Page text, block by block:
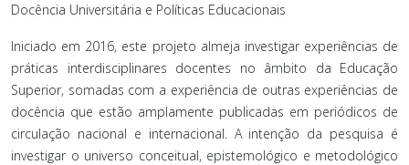
Docência Universitária e Políticas Educacionais
Iniciado em 2016, este projeto almeja investigar experiências de
práticas interdisciplinares docentes no âmbito da Educação
Superior, somadas com a experiência de outras experiências de
docência que estão amplamente publicadas em periódicos de
circulação nacional e internacional. A intenção da pesquisa é
investigar o universo conceitual, epistemológico e metodológico